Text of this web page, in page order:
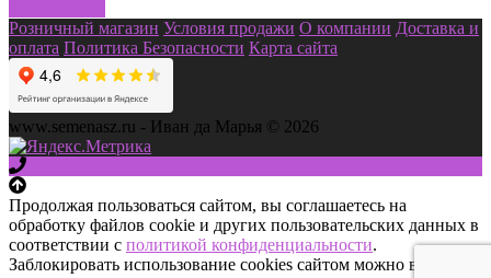
Розничный магазин Условия продажи О компании Доставка и
оплата Политика Безопасности Карта сайта
www.semenasz.ru - Иван да Марья © 2026
Продолжая пользоваться сайтом, вы соглашаетесь на
обработку файлов cookie и других пользовательских данных в
соответствии с политикой конфиденциальности.
Заблокировать использование cookies сайтом можно в